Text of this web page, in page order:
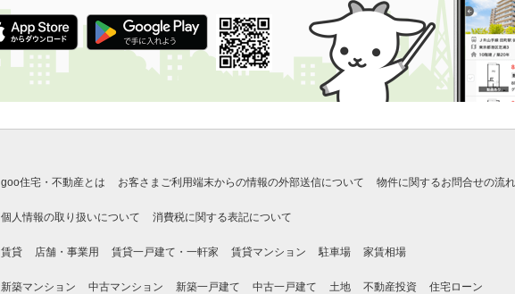
goo住宅・不動産とは お客さまご利用端末からの情報の外部送信について 物件に関するお問合せの流れ
個人情報の取り扱いについて 消費税に関する表記について
賃貸 店舗・事業用 賃貸一戸建て・一軒家 賃貸マンション 駐車場 家賃相場
新築マンション 中古マンション 新築一戸建て 中古一戸建て 土地 不動産投資 住宅ローン